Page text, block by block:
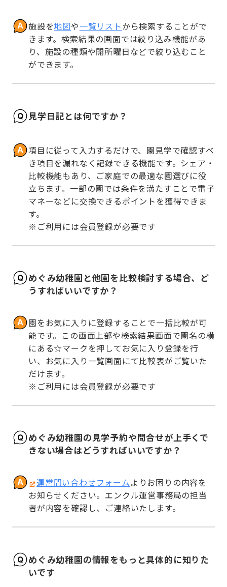
施設を地図や一覧リストから検索することがで
きます。検索結果の画面では絞り込み機能があ
り、施設の種類や開所曜日などで絞り込むこと
ができます。
見学日記とは何ですか？
項目に従って入力するだけで、園見学で確認すべ
き項目を漏れなく記録できる機能です。シェア・
比較機能もあり、ご家庭での最適な園選びに役
立ちます。一部の園では条件を満たすことで電子
マネーなどに交換できるポイントを獲得できま
す。
※ご利用には会員登録が必要です
めぐみ幼稚園と他園を比較検討する場合、ど
うすればいいですか？
園をお気に入りに登録することで一括比較が可
能です。この画面上部や検索結果画面で園名の横
にある☆マークを押してお気に入り登録を行
い、お気に入り一覧画面にて比較表がご覧いた
だけます。
※ご利用には会員登録が必要です
めぐみ幼稚園の見学予約や問合せが上手くで
きない場合はどうすればいいですか？
運営問い合わせフォームよりお困りの内容を
お知らせください。エンクル運営事務局の担当
者が内容を確認し、ご連絡いたします。
めぐみ幼稚園の情報をもっと具体的に知りた
いです